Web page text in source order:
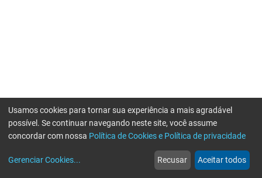
web
Notícias
more_horiz
Mais
Usamos cookies para tornar sua experiência a mais agradável
possível. Se continuar navegando neste site, você assume
concordar com nossa Política de Cookies e Política de privacidade
Gerenciar Cookies... Recusar Aceitar todos
Erro ao enviar informações, por favor tente novamente